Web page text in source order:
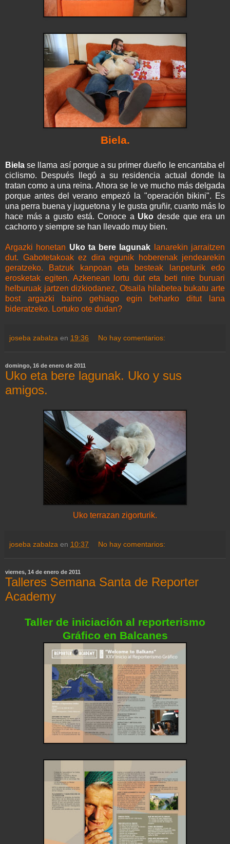
Biela.
Biela se llama así porque a su primer dueño le encantaba el
ciclismo. Después llegó a su residencia actual donde la
tratan como a una reina. Ahora se le ve mucho más delgada
porque antes del verano empezó la "operación bikini". Es
una perra buena y juguetona y le gusta gruñir, cuanto más lo
hace más a gusto está. Conoce a Uko desde que era un
cachorro y siempre se han llevado muy bien.
Argazki honetan Uko ta bere lagunak lanarekin jarraitzen
dut. Gabotetakoak ez dira egunik hoberenak jendearekin
geratzeko. Batzuk kanpoan eta besteak lanpeturik edo
erosketak egiten. Azkenean lortu dut eta beti nire buruari
helburuak jartzen dizkiodanez, Otsaila hilabetea bukatu arte
bost argazki baino gehiago egin beharko ditut lana
bideratzeko. Lortuko ote dudan?
joseba zabalza en 19:36 No hay comentarios:
domingo, 16 de enero de 2011
Uko eta bere lagunak. Uko y sus
amigos.
Uko terrazan zigorturik.
joseba zabalza en 10:37 No hay comentarios:
viernes, 14 de enero de 2011
Talleres Semana Santa de Reporter
Academy
Taller de iniciación al reporterismo
Gráfico en Balcanes